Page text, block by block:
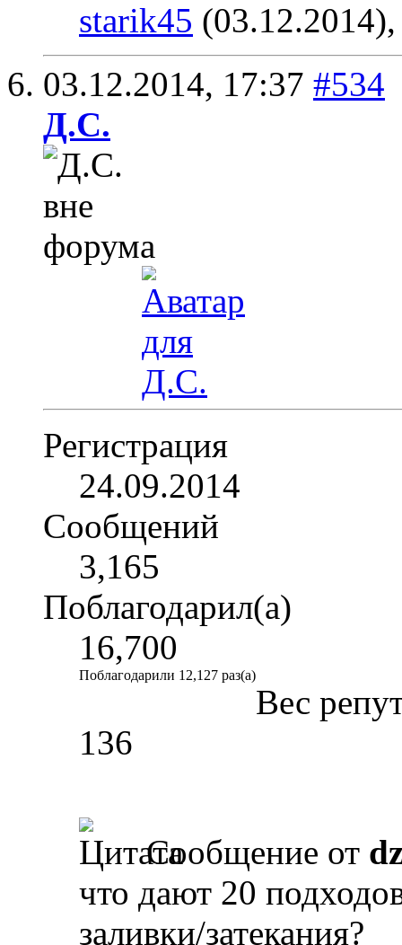
starik45
03.12.2014, 17:37 #534
Д.С.
Регистрация
24.09.2014
Сообщений
3,165
Поблагодарил(а)
16,700
Поблагодарили 12,127 раз(а)
Вес
136
Сообщение от
что дают 20
заливки/затекания?